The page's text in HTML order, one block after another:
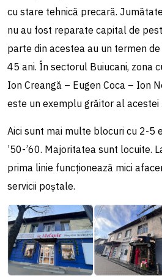
cu stare tehnică precară.
nu au fost reparate capital de
parte din acestea au un termen
45 ani. În sectorul Buiucani, zona
Ion Creangă – Eugen Coca – Ion
este un exemplu grăitor al acestei
Aici sunt mai multe blocuri cu 2-5
’50-’60. Majoritatea sunt locuite.
prima linie funcționează mici
servicii poștale.